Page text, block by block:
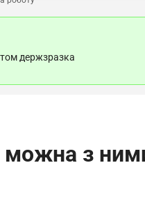
держзразка
можна з